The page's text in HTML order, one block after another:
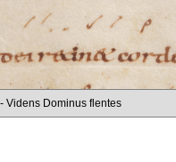
Videns Dominus flentes